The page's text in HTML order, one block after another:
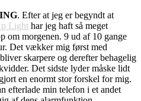
. Efter at jeg er begyndt at
Light har jeg haft så meget
om morgenen. 9 ud af 10 gange
Det vækker mig først med
skarpere og derefter behagelig
Det sidste lyder måske lidt
en enormt stor forskel for mig.
efterlade min telefon i et andet